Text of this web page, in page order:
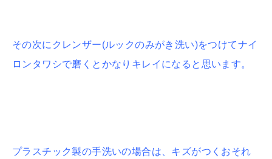
その次にクレンザー(ルックのみがき洗い)をつけてナイ
ロンタワシで磨くとかなりキレイになると思います。
プラスチック製の手洗いの場合は、キズがつくおそれ